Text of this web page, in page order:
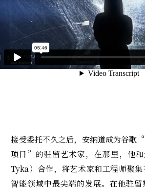
接受委托不久之后，安纳道成为谷歌
项目”的驻留艺术家，在那里，他
Tyka）合作，将艺术家和工程师聚
智能领域中最尖端的发展。在他驻